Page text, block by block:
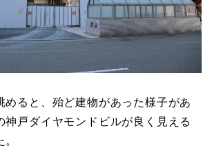
めると、殆ど建物があった様子があ
神戸ダイヤモンドビルが良く見える